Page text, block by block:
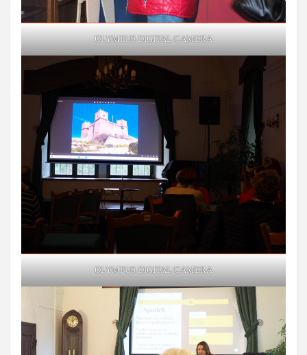
OLYMPUS DIGITAL CAMERA
OLYMPUS DIGITAL CAMERA